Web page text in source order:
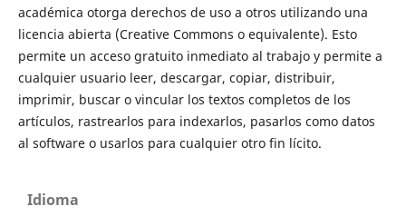
académica otorga derechos de uso a otros utilizando una
licencia abierta (Creative Commons o equivalente). Esto
permite un acceso gratuito inmediato al trabajo y permite a
cualquier usuario leer, descargar, copiar, distribuir,
imprimir, buscar o vincular los textos completos de los
artículos, rastrearlos para indexarlos, pasarlos como datos
al software o usarlos para cualquier otro fin lícito.
Idioma